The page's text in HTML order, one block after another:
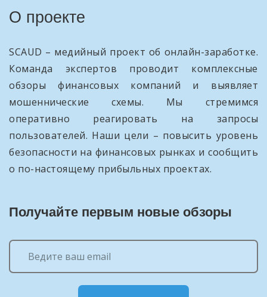
О проекте
SCAUD – медийный проект об онлайн-заработке.
Команда экспертов проводит комплексные
обзоры финансовых компаний и выявляет
мошеннические схемы. Мы стремимся
оперативно реагировать на запросы
пользователей. Наши цели – повысить уровень
безопасности на финансовых рынках и сообщить
о по-настоящему прибыльных проектах.
Получайте первым новые обзоры